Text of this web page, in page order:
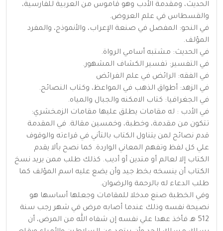
الحديث، ومقدمة الأدب وهو قاموس من العربية للفارسية،
والقسطاس في علم العروض.
في النحو: المفصل في صنعة الإعراب، والأنموذج، والمفرد
المؤلف.
في الحديث: مشتبه أسامي الرواة.
في التفسير: تفسير الكشاف المشهور.
في الفقه: الرائض في علم الفرائض
في الزهد: أطواق الذهب في المواعظ، وكتاب النصائح.
في الجغرافيا: كتاب الامكنه والجبال والمياه.
في الأدب : له مقامات يطلق عليها مقامات الزمخشري:
تتكون من مقدمة، وخطبة، وخمسين مقالة. في المقدمة
قدم نصائح لمن يتناول الكتاب بالتأني في قراءته والوقوف
علي كل لفظ وتفهم المعاني الواردة. كما نصح بألا يقدم
الكتاب إلا لعالم أو متدين أو أديب. كذلك طلب ممن يريد نسخ
الكتاب أن ينسخه بخط جيد وأن يضع عليه اسم المؤلف كما
طلب الدعاء له بالرحمة والرضوان.
وفي الخطبة صنع مدخلا للمقامات وجعلها أساسها هو
نصيحة نفسه وذلك عندما أصابه مرض في شهر رجب سنة
512 هـ فأخذ عهدا علي نفسه إن شفاه الله من المرض، أن